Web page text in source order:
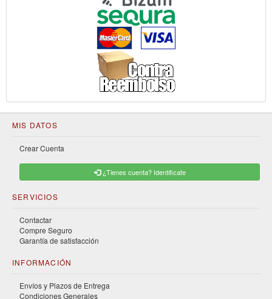
MIS DATOS
Crear Cuenta
¿Tienes cuenta? Identificate
SERVICIOS
Contactar
Compre Seguro
Garantía de satisfacción
INFORMACIÓN
Envíos y Plazos de Entrega
Condiciones Generales